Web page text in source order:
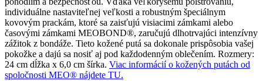
individuálne nastaviteľnej veľkosti a robustným špeciálnym
kovovým prackám, ktoré sa zaisťujú visiacimi zámkami alebo
časovými zámkami MEOBOND®, zaručujú dlhotrvajúci intenzívny
zážitok z bondáže. Tieto kožené putá sa dokonale prispôsobia vašej
pokožke a dajú sa nosiť aj pod každodenným oblečením. Rozmery:
24 cm dĺžka x 6,0 cm šírka. Viac informácií o kožených putách od
spoločnosti MEO® nájdete TU.